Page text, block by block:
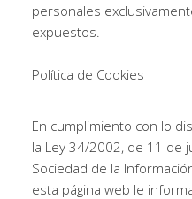
personales
expuestos.
Política de Cookies
En cumplimiento con lo
la Ley 34/2002, de 11 de
Sociedad de la
esta página web le